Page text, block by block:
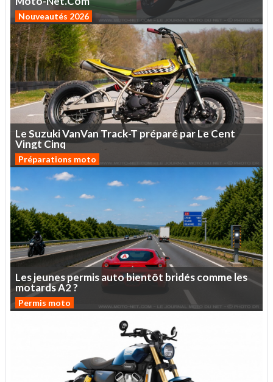
Nouveautés 2026
LeSuzukiVanVanTrack-TpréparéparLeCent
Vingt Cinq
Préparations moto
Lesjeunespermisautobientôt bridéscommeles
motardsA2?
Permis moto